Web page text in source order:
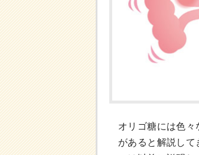
オリゴ糖には色
があると解説して